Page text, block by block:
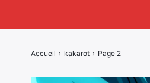
Accueil › kakarot › Page 2